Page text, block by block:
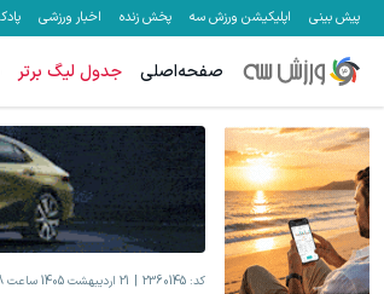
پیش بینی اپلیکیشن ورزش سه پخش زنده اخبار ورزشی
صفحه‌اصلی جدول لیگ برتر
کد: 2360145 21 اردیبهشت 1405 ساعت 13:48